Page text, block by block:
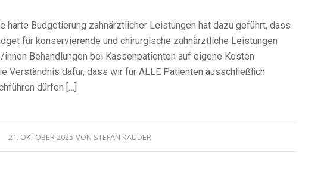
harte Budgetierung zahnärztlicher Leistungen hat dazu geführt, dass
für konservierende und chirurgische zahnärztliche Leistungen
Behandlungen bei Kassenpatienten auf eigene Kosten
Verständnis dafür, dass wir für ALLE Patienten ausschließlich
dürfen […]
21. OKTOBER 2025 VON STEFAN KAUDER